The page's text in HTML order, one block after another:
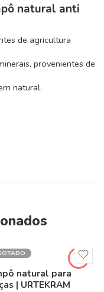
natural anti
de agricultura
provenientes de
natural.
natural para
| URTEKRAM